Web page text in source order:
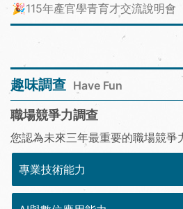
🎉115年產官學青育才交流說明會
趣味調查 Have Fun
職場競爭力調查
您認為未來三年最重要的職場競爭
專業技術能力